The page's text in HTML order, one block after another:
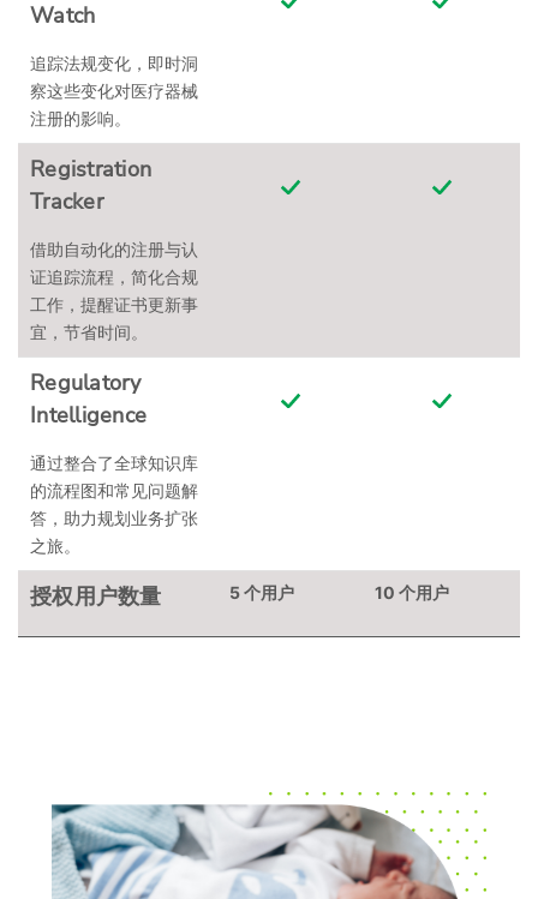
Watch
追踪法规变化，即时洞
察这些变化对医疗器械
注册的影响。
Registration
Tracker
借助自动化的注册与认
证追踪流程，简化合规
工作，提醒证书更新事
宜，节省时间。
Regulatory
Intelligence
通过整合了全球知识库
的流程图和常见问题解
答，助力规划业务扩张
之旅。
授权用户数量 5 个用户 10 个用户